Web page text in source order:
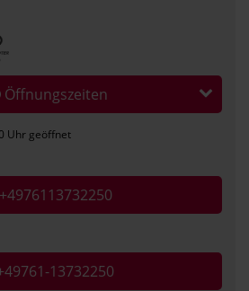
Öffnungszeiten
Uhr geöffnet
13732250